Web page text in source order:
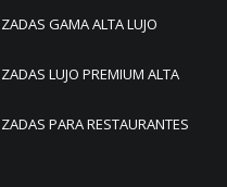
GAMA ALTA LUJO
LUJO PREMIUM ALTA
PARA RESTAURANTES